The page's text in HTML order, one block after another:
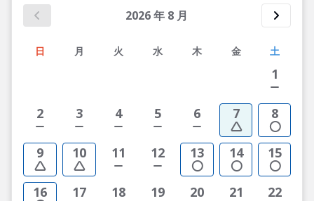
2026年 8 月
日 月 火 水 木 金 土
1
2 3 4 5 6 7 8
9 10 11 12 13 14 15
16 17 18 19 20 21 22